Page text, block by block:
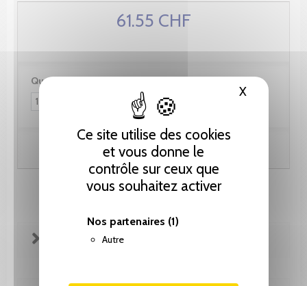
Ce site utilise des cookies
et vous donne le
contrôle sur ceux que
vous souhaitez activer
Nos partenaires (1)
Autre
XMasquer
61.55 CHF
Quantité :
Ajouter au panier
FICHE TECHNIQUE